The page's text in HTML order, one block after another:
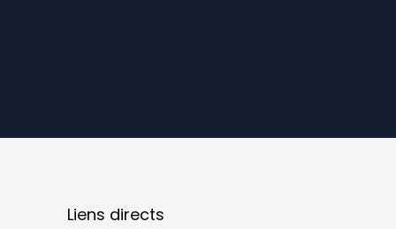
Liens directs